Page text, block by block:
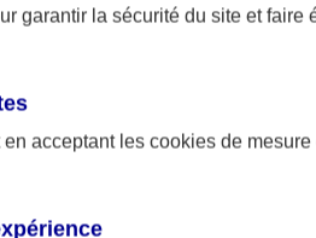
garantir la sécurité du site et
acceptant les cookies de mesure